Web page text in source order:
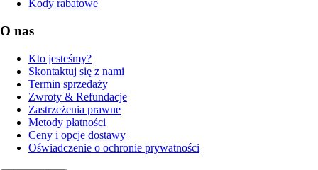
Kody rabatowe
O nas
Kto jesteśmy?
Skontaktuj się z nami
Termin sprzedaży
Zwroty & Refundacje
Zastrzeżenia prawne
Metody płatności
Ceny i opcje dostawy
Oświadczenie o ochronie prywatności